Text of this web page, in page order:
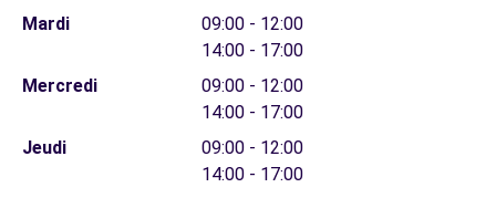
Mardi
09:00 - 12:00
14:00 - 17:00
Mercredi
09:00 - 12:00
14:00 - 17:00
Jeudi
09:00 - 12:00
14:00 - 17:00